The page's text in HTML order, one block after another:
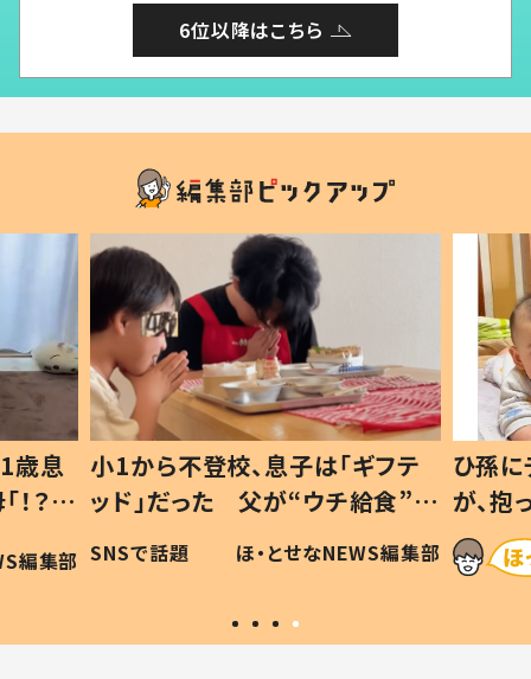
6位以降はこちら
歳息
？」
編集部
小1から不登校、息子は「ギフテ
ッド」だった 父が“ウチ給食”を
作り続ける理由とは #令和の親
#令和の子
SNSで話題 ほ・とせなNEWS編集部
ひ孫
が、
「涙が
い」